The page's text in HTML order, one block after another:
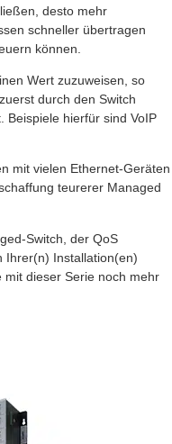
desto mehr
schneller übertragen
können.
Wert zuzuweisen, so
durch den Switch
Beispiele hierfür sind VoIP
mit vielen Ethernet-Geräten
teurerer Managed
Switch, der QoS
Ihrer(n) Installation(en)
dieser Serie noch mehr